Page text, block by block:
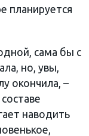
планируется
сама бы с
но, увы,
окончила, –
наводить